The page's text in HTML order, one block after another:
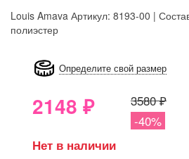
Louis Amava Артикул: 8193-00 |
полиэстер
Определите свой размер
2148 ₽
3580 ₽
-40%
Нет в наличии